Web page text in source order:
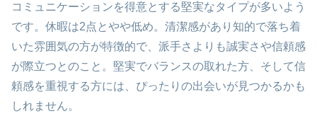
コミュニケーションを得意とする堅実なタイプが多いよう
です。休暇は2点とやや低め。清潔感があり知的で落ち着
いた雰囲気の方が特徴的で、派手さよりも誠実さや信頼感
が際立つとのこと。堅実でバランスの取れた方、そして信
頼感を重視する方には、ぴったりの出会いが見つかるかも
しれません。